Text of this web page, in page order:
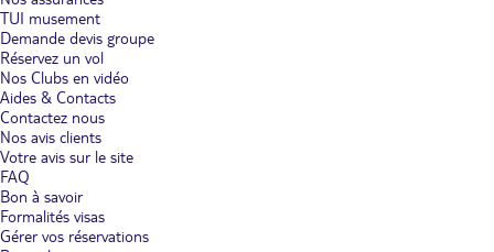
TUI musement
Demande devis groupe
Réservez un vol
Nos Clubs en vidéo
Aides & Contacts
Contactez nous
Nos avis clients
Votre avis sur le site
FAQ
Bon à savoir
Formalités visas
Gérer vos réservations